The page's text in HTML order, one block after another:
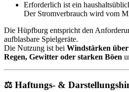
Erforderlich ist ein
Der Stromverbrauch wird vom
Die Hüpfburg entspricht den
aufblasbare Spielgeräte.
Die Nutzung ist bei Windstärken
Regen, Gewitter oder starken Böen
⚖️ Haftungs- &